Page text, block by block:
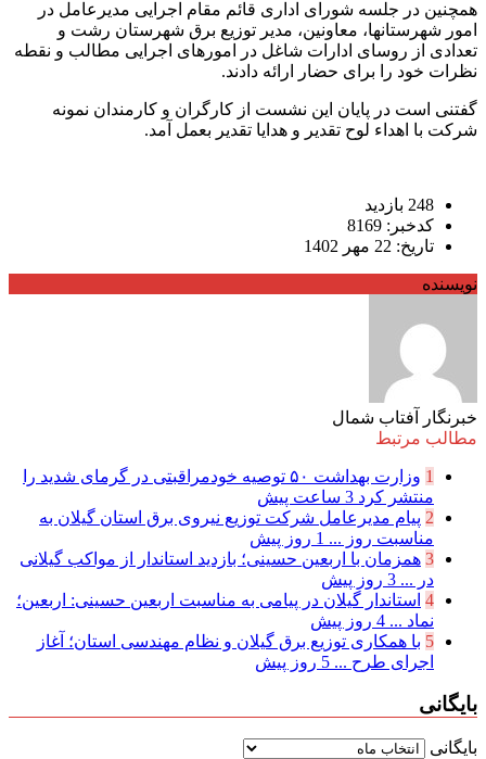
همچنین در جلسه شورای اداری قائم مقام اجرایی مدیرعامل در
امور شهرستانها، معاونین، مدیر توزیع برق شهرستان رشت و
تعدادی از روسای ادارات شاغل در امورهای اجرایی مطالب و نقطه
نظرات خود را برای حضار ارائه دادند.
گفتنی است در پایان این نشست از کارگران و کارمندان نمونه
شرکت با اهداء لوح تقدیر و هدایا تقدیر بعمل آمد.
248 بازدید
کدخبر: 8169
تاریخ: 22 مهر 1402
نویسنده
خبرنگار آفتاب شمال
مطالب مرتبط
1
وزارت بهداشت ۵۰ توصیه خودمراقبتی در گرمای شدید را
منتشر کرد 3 ساعت پیش
2 پیام مدیرعامل شركت توزیع نیروی برق استان گیلان به
مناسبت روز ... 1 روز پیش
3 همزمان با اربعین حسینی؛ بازدید استاندار از مواکب گیلانی
در ... 3 روز پیش
4 استاندار گیلان در پیامی به مناسبت اربعین حسینی: اربعین؛
نماد ... 4 روز پیش
5 با همکاری توزیع برق گیلان و نظام مهندسی استان؛ آغاز
اجرای طرح ... 5 روز پیش
بایگانی
بایگانی